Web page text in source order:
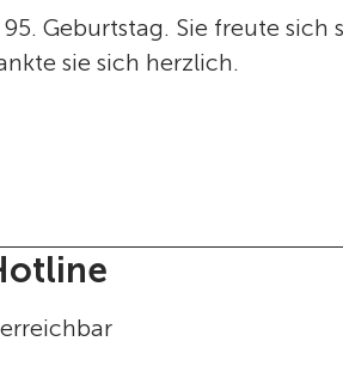
Geburtstag. Sie freute
sie sich herzlich.